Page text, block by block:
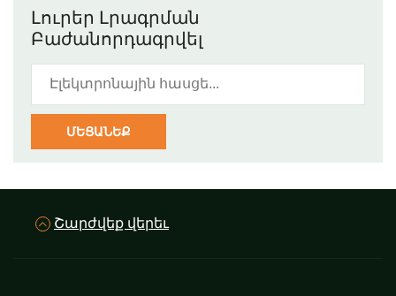
խուսափելու համար:
Լուրեր Լրագրման
Բաժանորդագրվել
ՄԵՑԱՆԵՔ
Շարժվեք վերեւ